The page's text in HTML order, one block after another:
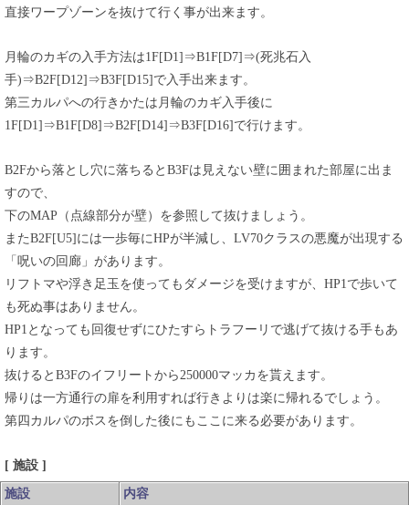
直接ワープゾーンを抜けて行く事が出来ます。
月輪のカギの入手方法は1F[D1]⇒B1F[D7]⇒(死兆石入
手)⇒B2F[D12]⇒B3F[D15]で入手出来ます。
第三カルパへの行きかたは月輪のカギ入手後に
1F[D1]⇒B1F[D8]⇒B2F[D14]⇒B3F[D16]で行けます。
B2Fから落とし穴に落ちるとB3Fは見えない壁に囲まれた部屋に出ま
すので、
下のMAP（点線部分が壁）を参照して抜けましょう。
またB2F[U5]には一歩毎にHPが半減し、LV70クラスの悪魔が出現する
「呪いの回廊」があります。
リフトマや浮き足玉を使ってもダメージを受けますが、HP1で歩いて
も死ぬ事はありません。
HP1となっても回復せずにひたすらトラフーリで逃げて抜ける手もあ
ります。
抜けるとB3Fのイフリートから250000マッカを貰えます。
帰りは一方通行の扉を利用すれば行きよりは楽に帰れるでしょう。
第四カルパのボスを倒した後にもここに来る必要があります。
[ 施設 ]
施設
内容